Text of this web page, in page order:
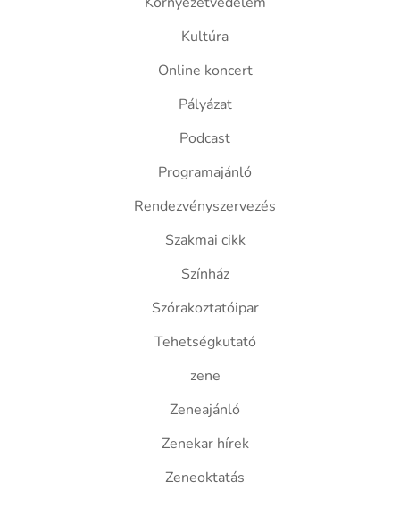
Kultúra
Online koncert
Pályázat
Podcast
Programajánló
Rendezvényszervezés
Szakmai cikk
Színház
Szórakoztatóipar
Tehetségkutató
zene
Zeneajánló
Zenekar hírek
Zeneoktatás